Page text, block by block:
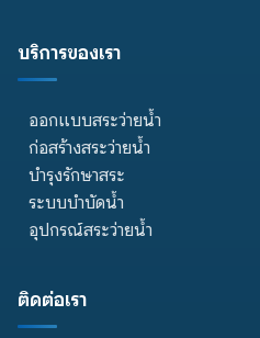
บริการของเรา
ออกแบบสระว่ายน้ำ
ก่อสร้างสระว่ายน้ำ
บำรุงรักษาสระ
ระบบบำบัดน้ำ
อุปกรณ์สระว่ายน้ำ
ติดต่อเรา